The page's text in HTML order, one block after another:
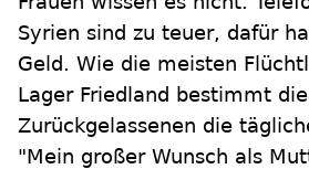
Syrien sind zu teuer, dafür
Geld. Wie die meisten
Lager Friedland bestimmt
Zurückgelassenen die
"Mein großer Wunsch als